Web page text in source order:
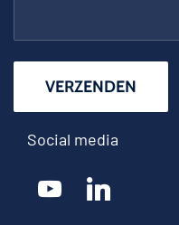
Social media
youtube linkedin